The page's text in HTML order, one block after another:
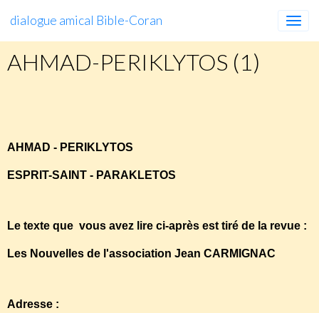
dialogue amical Bible-Coran
AHMAD-PERIKLYTOS (1)
AHMAD - PERIKLYTOS
ESPRIT-SAINT - PARAKLETOS
Le texte que vous avez lire ci-après est tiré de la revue :
Les Nouvelles de l'association Jean CARMIGNAC
Adresse :